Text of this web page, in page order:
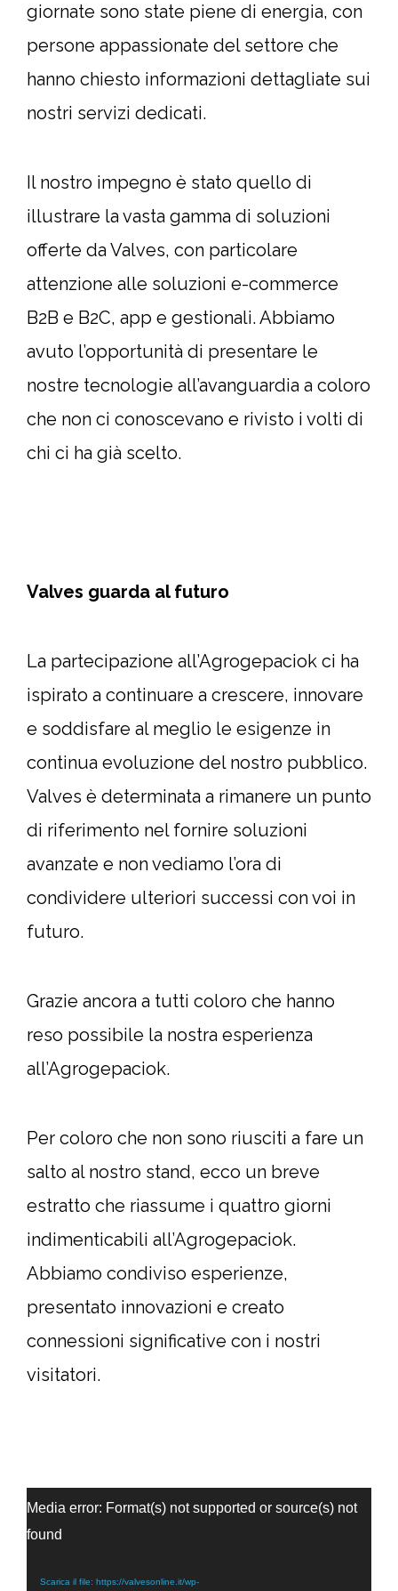
giornate sono state piene di energia, con
persone appassionate del settore che
hanno chiesto informazioni dettagliate sui
nostri servizi dedicati.
Il nostro impegno è stato quello di
illustrare la vasta gamma di soluzioni
offerte da Valves, con particolare
attenzione alle soluzioni e-commerce
B2B e B2C, app e gestionali. Abbiamo
avuto l’opportunità di presentare le
nostre tecnologie all’avanguardia a coloro
che non ci conoscevano e rivisto i volti di
chi ci ha già scelto.
Valves guarda al futuro
La partecipazione all’Agrogepaciok ci ha
ispirato a continuare a crescere, innovare
e soddisfare al meglio le esigenze in
continua evoluzione del nostro pubblico.
Valves è determinata a rimanere un punto
di riferimento nel fornire soluzioni
avanzate e non vediamo l’ora di
condividere ulteriori successi con voi in
futuro.
Grazie ancora a tutti coloro che hanno
reso possibile la nostra esperienza
all’Agrogepaciok.
Per coloro che non sono riusciti a fare un
salto al nostro stand, ecco un breve
estratto che riassume i quattro giorni
indimenticabili all’Agrogepaciok.
Abbiamo condiviso esperienze,
presentato innovazioni e creato
connessioni significative con i nostri
visitatori.
Video
Player
Media error: Format(s) not supported or source(s) not
found
Scarica il file: https://valvesonline.it/wp-